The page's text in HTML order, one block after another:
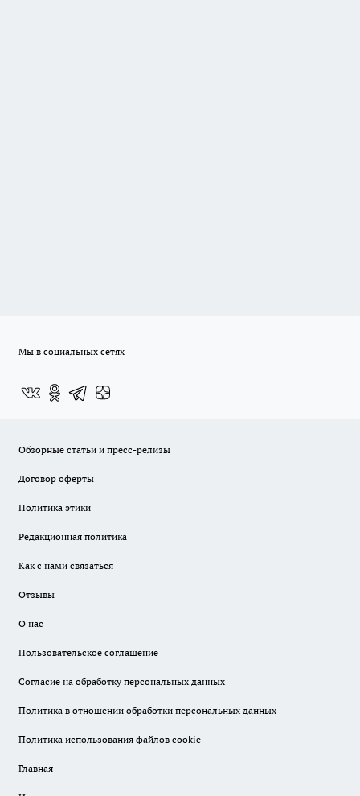
Мы в социальных сетях
Обзорные статьи и пресс-релизы
Договор оферты
Политика этики
Редакционная политика
Как с нами связаться
Отзывы
О нас
Пользовательское соглашение
Согласие на обработку персональных данных
Политика в отношении обработки персональных данных
Политика использования файлов cookie
Главная